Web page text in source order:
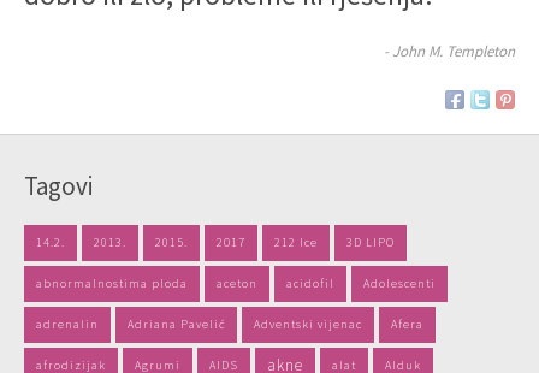
- John M. Templeton
Tagovi
14.2. 2013. 2015. 2017 212 Ice 3D LIPO
abnormalnostima ploda aceton acidofil Adolescenti
adrenalin Adriana Pavelić Adventski vijenac Afera
afrodizijak Agrumi AIDS akne alat Alduk